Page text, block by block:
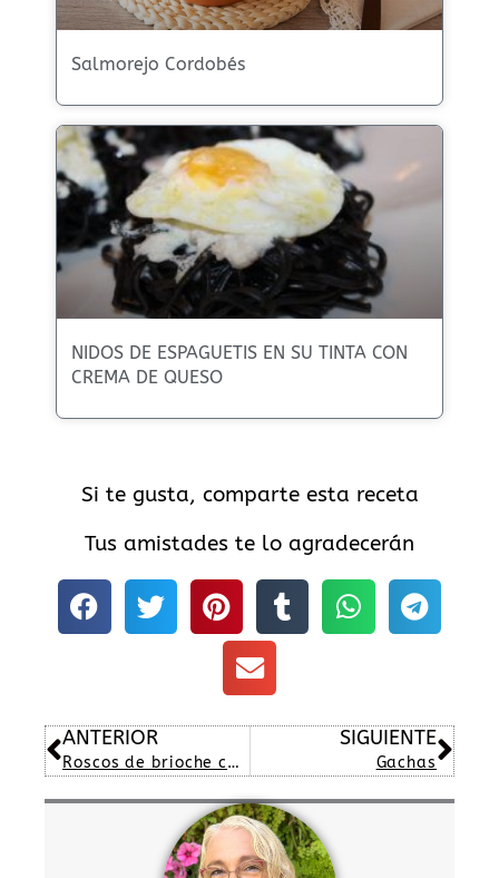
Salmorejo Cordobés
NIDOS DE ESPAGUETIS EN SU TINTA CON
CREMA DE QUESO
Si te gusta, comparte esta receta
Tus amistades te lo agradecerán
Ant
ANTERIOR
Roscos de brioche con glaseado
SIGUIENTE
Gachas